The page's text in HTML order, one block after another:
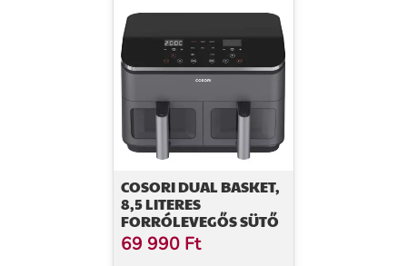
COSORI DUAL BASKET,
8,5 LITERES
FORRÓLEVEGŐS SÜTŐ
69 990 Ft